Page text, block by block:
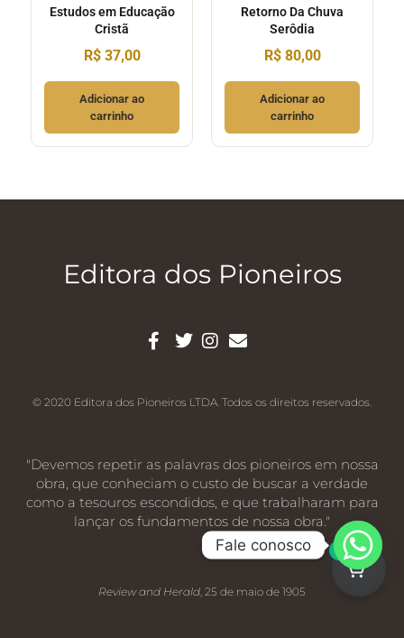
Estudos em Educação
Cristã
R$37,00
Adicionar ao
carrinho
Retorno Da Chuva
Serôdia
R$80,00
Adicionar ao
carrinho
Editora dos Pioneiros
© 2020 Editora dos Pioneiros LTDA. Todos os direitos reservados.
"Devemos repetir as palavras dos pioneiros em nossa
obra, que conheciam o custo de buscar a verdade
como a tesouros escondidos, e que trabalharam para
lançar os fundamentos de nossa obra."
Review and Herald , 25 de maio de 1905
Fale conosco